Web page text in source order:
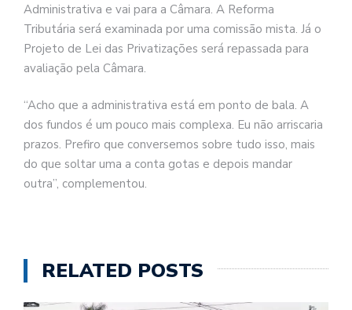
Administrativa e vai para a Câmara. A Reforma
Tributária será examinada por uma comissão mista. Já o
Projeto de Lei das Privatizações será repassada para
avaliação pela Câmara.
“Acho que a administrativa está em ponto de bala. A
dos fundos é um pouco mais complexa. Eu não arriscaria
prazos. Prefiro que conversemos sobre tudo isso, mais
do que soltar uma a conta gotas e depois mandar
outra”, complementou.
RELATED POSTS